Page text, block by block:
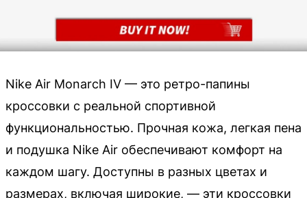
Nike Air Monarch IV — это ретро-папины
кроссовки с реальной спортивной
функциональностью. Прочная кожа, легкая пена
и подушка Nike Air обеспечивают комфорт на
каждом шагу. Доступны в разных цветах и
размерах, включая широкие, — эти кроссовки